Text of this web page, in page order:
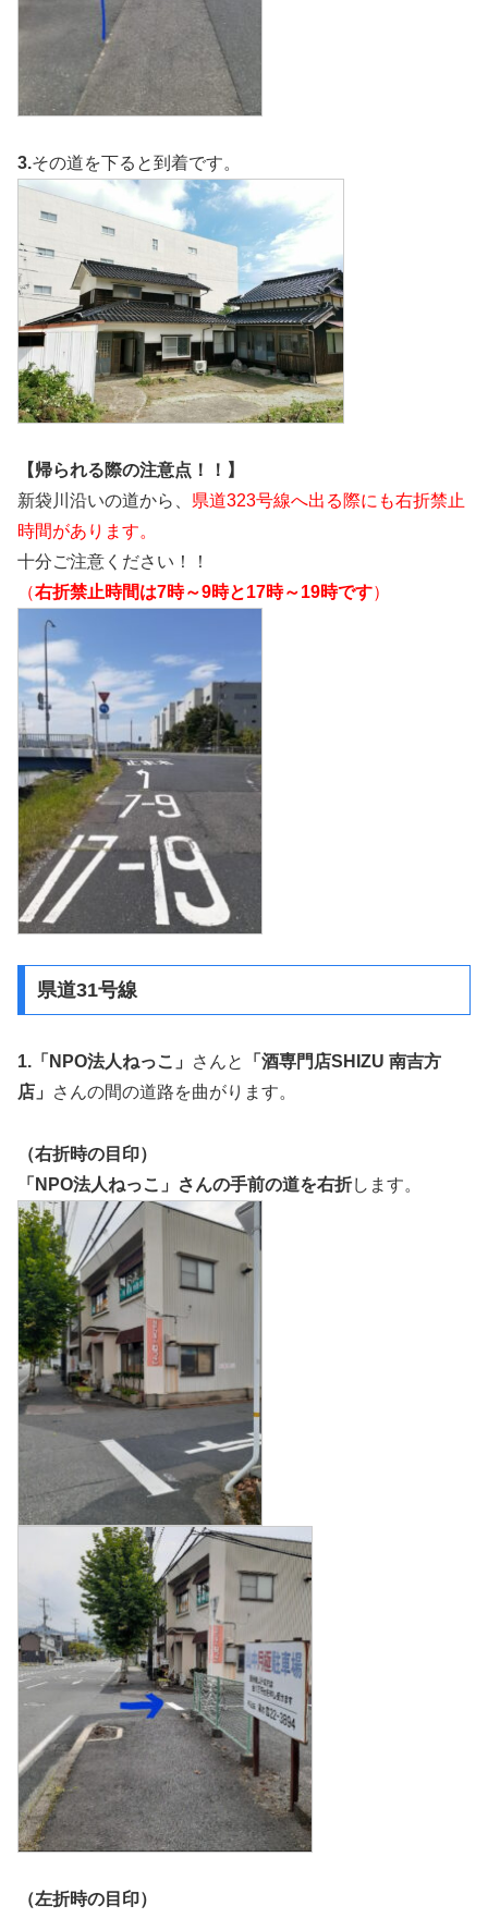
3.その道を下ると到着です。
【帰られる際の注意点！！】
新袋川沿いの道から、 県道323号線へ出る際にも右折禁止
時間があります。
十分ご注意ください！！
（右折禁止時間は7時～9時と17時～19時です）
県道31号線
1.「NPO法人ねっこ」 さんと
「酒専門店SHIZU 南吉方
店」
さんの間の道路を曲がります。
（右折時の目印）
「NPO法人ねっこ」さんの手前の道を右折します。
（左折時の目印）